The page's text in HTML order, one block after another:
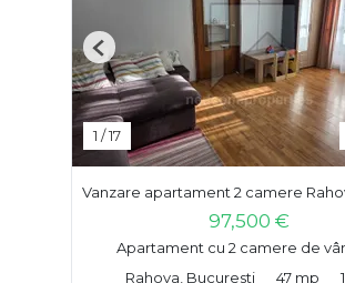
1 /17
Previous
Vanzare apartament 2 camere
97,500 €
Apartament cu 2 camere de
Rahova, Bucuresti
47 mp